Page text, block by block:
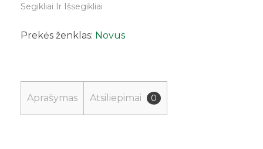
Segikliai Ir Išsegikliai
Prekės ženklas: Novus
Aprašymas Atsiliepimai 0